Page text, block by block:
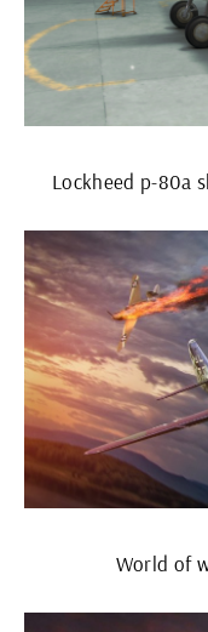
Lockheed p-80a
World of